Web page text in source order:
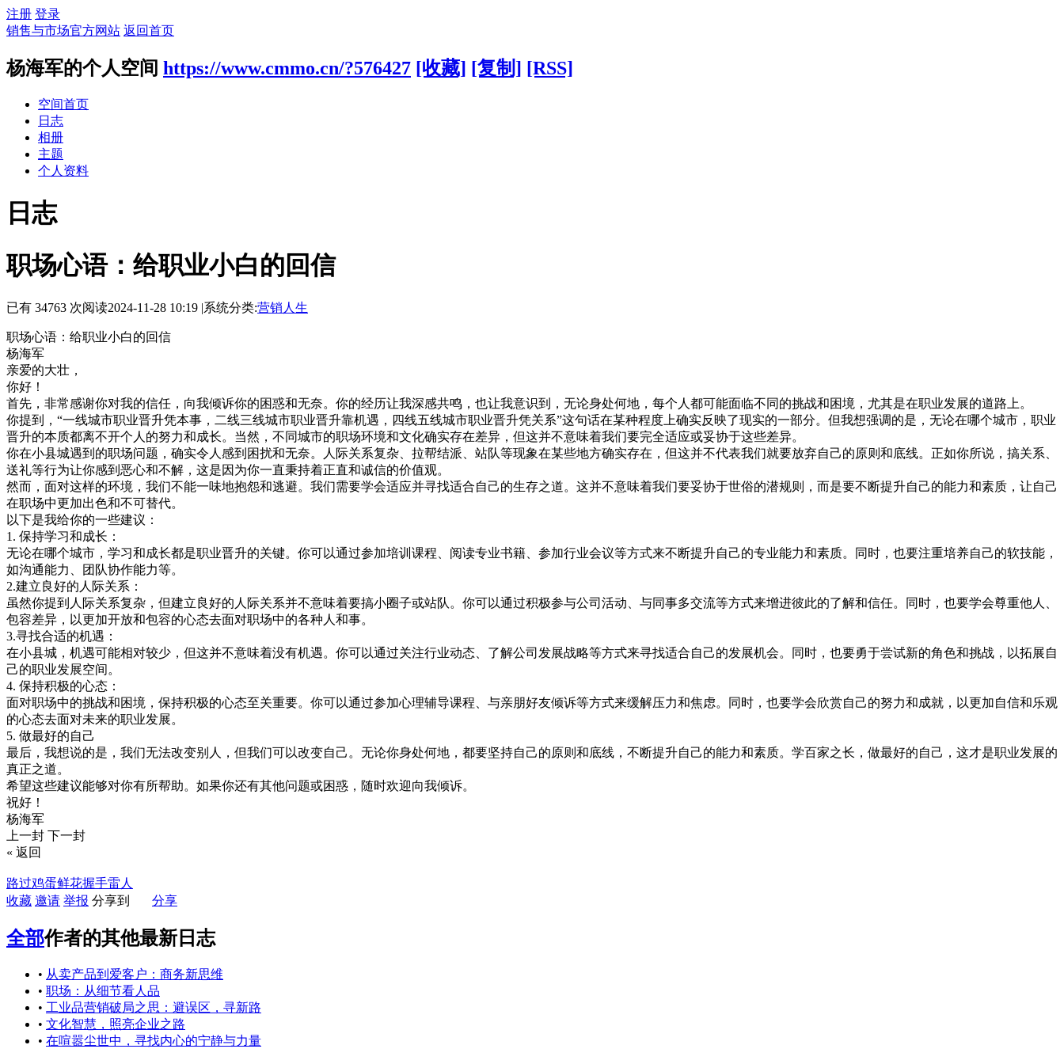
注册 登录
销售与市场官方网站 返回首页
杨海军的个人空间 https://www.cmmo.cn/?576427 [收藏] [复制] [RSS]
空间首页
日志
相册
主题
个人资料
日志
职场心语：给职业小白的回信
已有 34763 次阅读2024-11-28 10:19 |系统分类:营销人生
职场心语：给职业小白的回信
杨海军
亲爱的大壮，
你好！
首先，非常感谢你对我的信任，向我倾诉你的困惑和无奈。你的经历让我深感共鸣，也让我意识到，无论身处何地，每个人都可能面临不同的挑战和困境，尤其是在职业发展的道路上。
你提到，“一线城市职业晋升凭本事，二线三线城市职业晋升靠机遇，四线五线城市职业晋升凭关系”这句话在某种程度上确实反映了现实的一部分。但我想强调的是，无论在哪个城市，职业
晋升的本质都离不开个人的努力和成长。当然，不同城市的职场环境和文化确实存在差异，但这并不意味着我们要完全适应或妥协于这些差异。
你在小县城遇到的职场问题，确实令人感到困扰和无奈。人际关系复杂、拉帮结派、站队等现象在某些地方确实存在，但这并不代表我们就要放弃自己的原则和底线。正如你所说，搞关系、
送礼等行为让你感到恶心和不解，这是因为你一直秉持着正直和诚信的价值观。
然而，面对这样的环境，我们不能一味地抱怨和逃避。我们需要学会适应并寻找适合自己的生存之道。这并不意味着我们要妥协于世俗的潜规则，而是要不断提升自己的能力和素质，让自己
在职场中更加出色和不可替代。
以下是我给你的一些建议：
1. 保持学习和成长：
无论在哪个城市，学习和成长都是职业晋升的关键。你可以通过参加培训课程、阅读专业书籍、参加行业会议等方式来不断提升自己的专业能力和素质。同时，也要注重培养自己的软技能，
如沟通能力、团队协作能力等。
2.建立良好的人际关系：
虽然你提到人际关系复杂，但建立良好的人际关系并不意味着要搞小圈子或站队。你可以通过积极参与公司活动、与同事多交流等方式来增进彼此的了解和信任。同时，也要学会尊重他人、
包容差异，以更加开放和包容的心态去面对职场中的各种人和事。
3.寻找合适的机遇：
在小县城，机遇可能相对较少，但这并不意味着没有机遇。你可以通过关注行业动态、了解公司发展战略等方式来寻找适合自己的发展机会。同时，也要勇于尝试新的角色和挑战，以拓展自
己的职业发展空间。
4. 保持积极的心态：
面对职场中的挑战和困境，保持积极的心态至关重要。你可以通过参加心理辅导课程、与亲朋好友倾诉等方式来缓解压力和焦虑。同时，也要学会欣赏自己的努力和成就，以更加自信和乐观
的心态去面对未来的职业发展。
5. 做最好的自己
最后，我想说的是，我们无法改变别人，但我们可以改变自己。无论你身处何地，都要坚持自己的原则和底线，不断提升自己的能力和素质。学百家之长，做最好的自己，这才是职业发展的
真正之道。
希望这些建议能够对你有所帮助。如果你还有其他问题或困惑，随时欢迎向我倾诉。
祝好！
杨海军
上一封 下一封
« 返回
路过鸡蛋鲜花握手雷人
收藏 邀请 举报 分享到 分享
全部作者的其他最新日志
• 从卖产品到爱客户：商务新思维
• 职场：从细节看人品
• 工业品营销破局之思：避误区，寻新路
• 文化智慧，照亮企业之路
• 在喧嚣尘世中，寻找内心的宁静与力量